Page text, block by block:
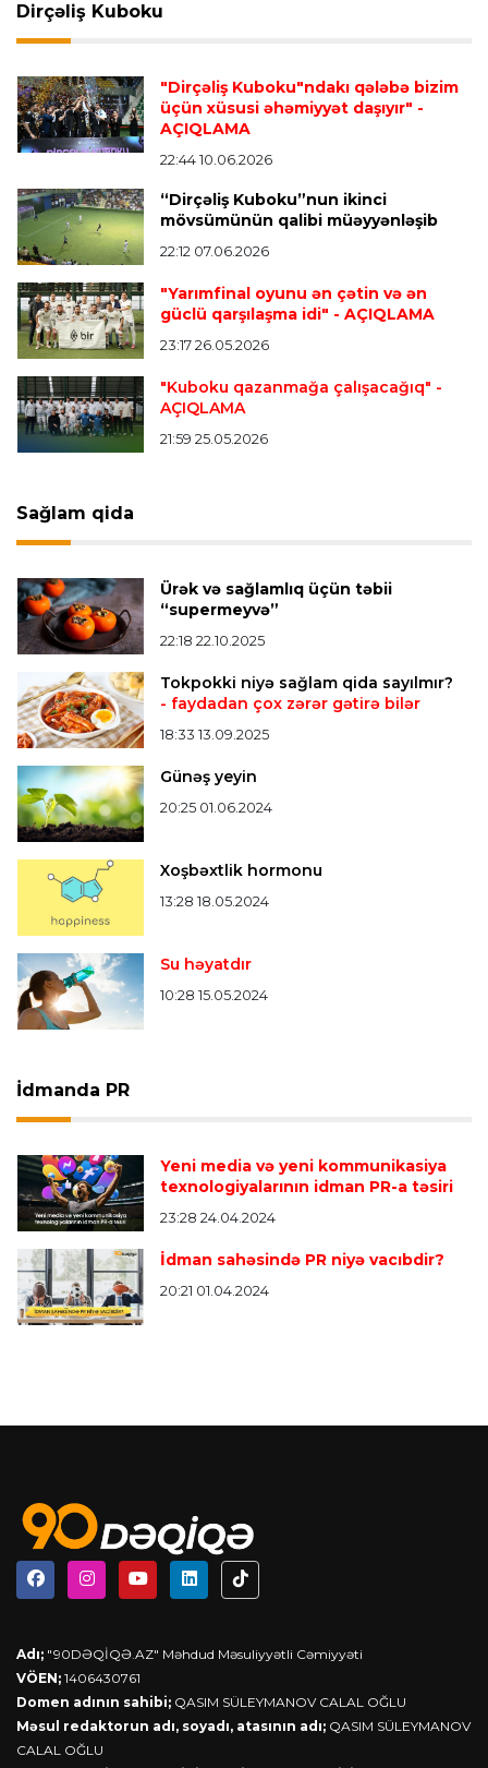
Transfer
İngiltərə P.L. 23:14 06.08.2026
Alexandre Pato İngiltərə klubunun prezidenti
Transfer 23:08 06.08.2026
"Qalatasaray" Leaunun alternativini "Arsenal"da
tapdı
Offside 23:04 06.08.2026
Çimərlik voleybolu üzrə ölkə çempionatında
finalçılar müəyyənləşdi
Konfrans liqası
"Qarabağ" "Dinamo"ya minimal hesabla uduzdu
Bütün xəbərlər >>>
Dirçəliş Kuboku
"Dirçəliş Kuboku"ndakı qələbə bizim
üçün xüsusi əhəmiyyət daşıyır" -
AÇIQLAMA
22:44 10.06.2026
“Dirçəliş Kuboku”nun ikinci
mövsümünün qalibi müəyyənləşib
22:12 07.06.2026
"Yarımfinal oyunu ən çətin və ən
güclü qarşılaşma idi" - AÇIQLAMA
23:17 26.05.2026
"Kuboku qazanmağa çalışacağıq" -
AÇIQLAMA
21:59 25.05.2026
Sağlam qida
Ürək və sağlamlıq üçün təbii
“supermeyvə”
22:18 22.10.2025
Tokpokki niyə sağlam qida sayılmır?
- faydadan çox zərər gətirə bilər
18:33 13.09.2025
Günəş yeyin
20:25 01.06.2024
Xoşbəxtlik hormonu
13:28 18.05.2024
Su həyatdır
10:28 15.05.2024
İdmanda PR
Yeni media və yeni kommunikasiya
texnologiyalarının idman PR-a təsiri
23:28 24.04.2024
İdman sahəsində PR niyə vacıbdir?
20:21 01.04.2024
Adı; "90DƏQİQƏ.AZ" Məhdud Məsuliyyətli Cəmiyyəti
VÖEN; 1406430761
Domen adının sahibi; QASIM SÜLEYMANOV CALAL OĞLU
Məsul redaktorun adı, soyadı, atasının adı; QASIM SÜLEYMANOV
CALAL OĞLU